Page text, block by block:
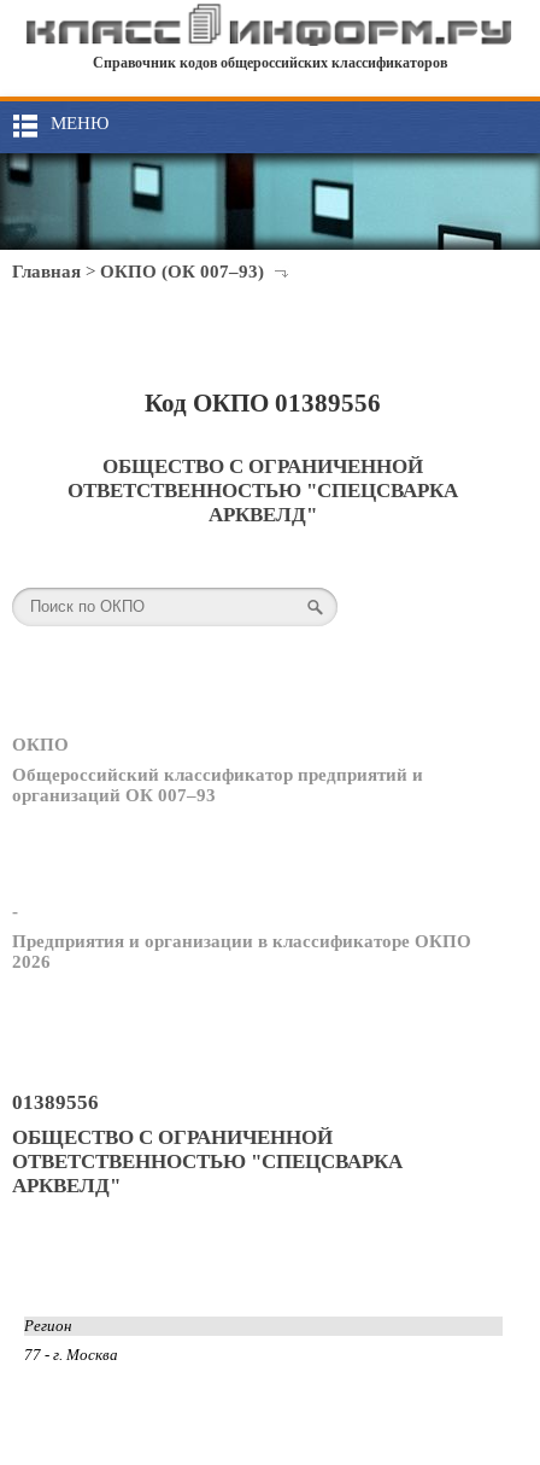
Справочник кодов общероссийских классификаторов
МЕНЮ
Главная > ОКПО (ОК 007–93)
Код ОКПО 01389556
ОБЩЕСТВО С ОГРАНИЧЕННОЙ
ОТВЕТСТВЕННОСТЬЮ "СПЕЦСВАРКА
АРКВЕЛД"
ОКПО
Общероссийский классификатор предприятий и
организаций ОК 007–93
-
Предприятия и организации в классификаторе ОКПО
2026
01389556
ОБЩЕСТВО С ОГРАНИЧЕННОЙ
ОТВЕТСТВЕННОСТЬЮ "СПЕЦСВАРКА
АРКВЕЛД"
Регион
77 - г. Москва